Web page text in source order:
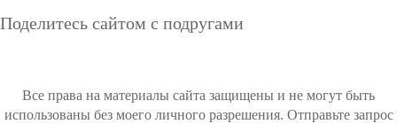
Поделитесь сайтом с подругами
Все права на материалы сайта защищены и не могут быть
использованы без моего личного разрешения. Отправьте запрос